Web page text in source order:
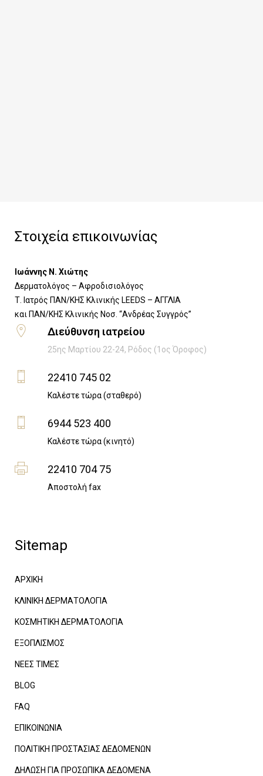
Στοιχεία επικοινωνίας
Ιωάννης Ν. Χιώτης
Δερματολόγος – Αφροδισιολόγος
Τ. Ιατρός ΠΑΝ/ΚΗΣ Κλινικής LEEDS – ΑΓΓΛΙΑ
​και ΠΑΝ/ΚΗΣ Κλινικής Νοσ. “Ανδρέας Συγγρός”
Διεύθυνση ιατρείου
25ης Μαρτίου 22-24, Ρόδος (1ος Όροφος)
22410 745 02
Καλέστε τώρα (σταθερό)
6944 523 400
Καλέστε τώρα (κινητό)
22410 704 75
Αποστολή fax
Sitemap
ΑΡΧΙΚΗ
ΚΛΙΝΙΚΗ ΔΕΡΜΑΤΟΛΟΓΙΑ
ΚΟΣΜΗΤΙΚΗ ΔΕΡΜΑΤΟΛΟΓΙΑ
ΕΞΟΠΛΙΣΜΟΣ
ΝΕΕΣ ΤΙΜΕΣ
BLOG
FAQ
ΕΠΙΚΟΙΝΩΝΙΑ
ΠΟΛΙΤΙΚΗ ΠΡΟΣΤΑΣΙΑΣ ΔΕΔΟΜΕΝΩΝ
ΔΗΛΩΣΗ ΓΙΑ ΠΡΟΣΩΠΙΚΑ ΔΕΔΟΜΕΝΑ